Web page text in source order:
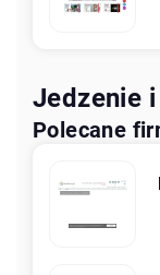
Jedzenie
Polecane